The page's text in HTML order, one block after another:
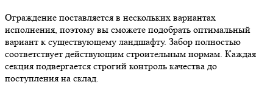
Ограждение поставляется в нескольких вариантах
исполнения, поэтому вы сможете подобрать оптимальный
вариант к существующему ландшафту. Забор полностью
соответствует действующим строительным нормам. Каждая
секция подвергается строгий контроль качества до
поступления на склад.